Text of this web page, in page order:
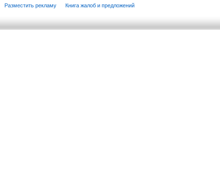
Разместить рекламу Книга жалоб и предложений